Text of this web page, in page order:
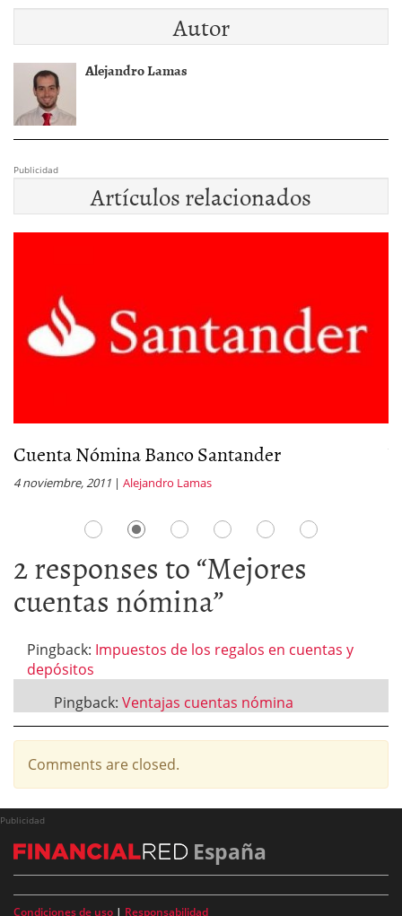
Autor
Alejandro Lamas
Publicidad
Artículos relacionados
Cuenta Nómina Banco Santander
4 noviembre, 2011 | Alejandro Lamas
2 responses to “Mejores
cuentas nómina”
Pingback: Impuestos de los regalos en cuentas y
depósitos
Pingback: Ventajas cuentas nómina
Comments are closed.
Publicidad
España
Condiciones de uso | Responsabilidad